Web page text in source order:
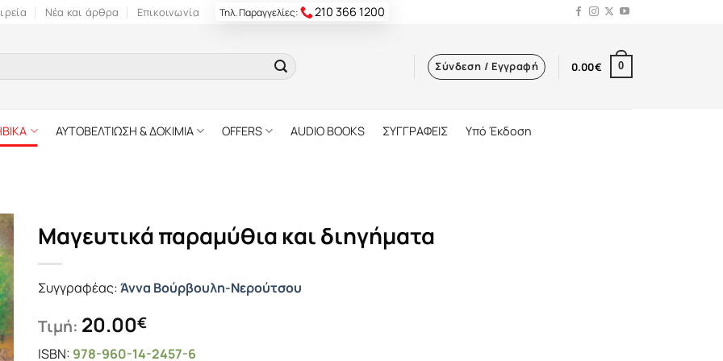
Νέα και άρθρα Επικοινωνία Τηλ. Παραγγελίες: 210 366 1200
Σύνδεση / Εγγραφή 0.00€ 0
ΑΥΤΟΒΕΛΤΙΩΣΗ & ΔΟΚΙΜΙΑ OFFERS AUDIO BOOKS ΣΥΓΓΡΑΦΕΙΣ Υπό Έκδοση
Μαγευτικά παραμύθια και διηγήματα
Συγγραφέας:Άννα Βούρβουλη-Νερούτσου
Τιμή: 20.00€
ISBN: 978-960-14-2457-6